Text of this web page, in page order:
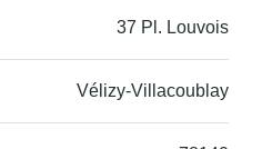
37 Pl. Louvois
Vélizy-Villacoublay